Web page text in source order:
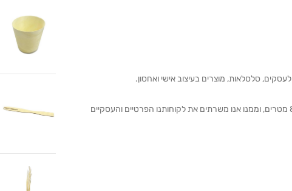
סלסלאות, מוצרים בעיצוב אישי ואחסון.
אנחנו מזמינים אותכם להתרשם מאולם התצוגה הגדול והמרשים ביותר בצפון המשתרע על 800 מטרים, וממנו אנו משרתים את לקוחותנו הפרטיים והעסקיים